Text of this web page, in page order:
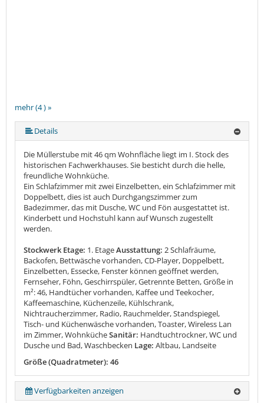
mehr (4 ) »
Details
Die Müllerstube mit 46 qm Wohnfläche liegt im I. Stock des
historischen Fachwerkhauses. Sie besticht durch die helle,
freundliche Wohnküche.
Ein Schlafzimmer mit zwei Einzelbetten, ein Schlafzimmer mit
Doppelbett, dies ist auch Durchgangszimmer zum
Badezimmer, das mit Dusche, WC und Fön ausgestattet ist.
Kinderbett und Hochstuhl kann auf Wunsch zugestellt
werden.
Stockwerk Etage: 1. EtageAusstattung: 2 Schlafräume,
Backofen, Bettwäsche vorhanden, CD-Player, Doppelbett,
Einzelbetten, Essecke, Fenster können geöffnet werden,
Fernseher, Föhn, Geschirrspüler, Getrennte Betten, Größe in
m²: 46, Handtücher vorhanden, Kaffee und Teekocher,
Kaffeemaschine, Küchenzeile, Kühlschrank,
Nichtraucherzimmer, Radio, Rauchmelder, Standspiegel,
Tisch- und Küchenwäsche vorhanden, Toaster, Wireless Lan
im Zimmer, WohnkücheSanitär: Handtuchtrockner, WC und
Dusche und Bad, Waschbecken Lage: Altbau, Landseite
Größe (Quadratmeter): 46
Verfügbarkeiten anzeigen